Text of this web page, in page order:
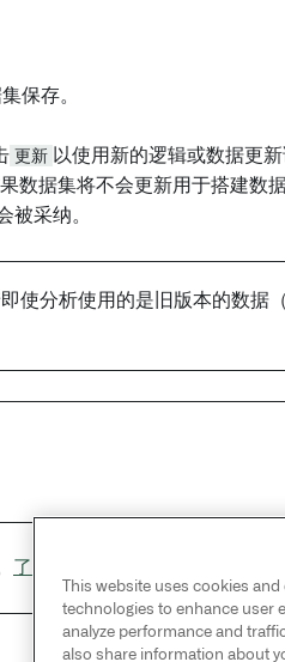
保存。
更新 以使用新的逻辑或数据更
据集将不会更新用于搭建数
被采纳。
使分析使用的是旧版本的数据
了解更多关于项目引用的信息。
This website uses cookies
technologies to enhance user
analyze performance and
also share information about